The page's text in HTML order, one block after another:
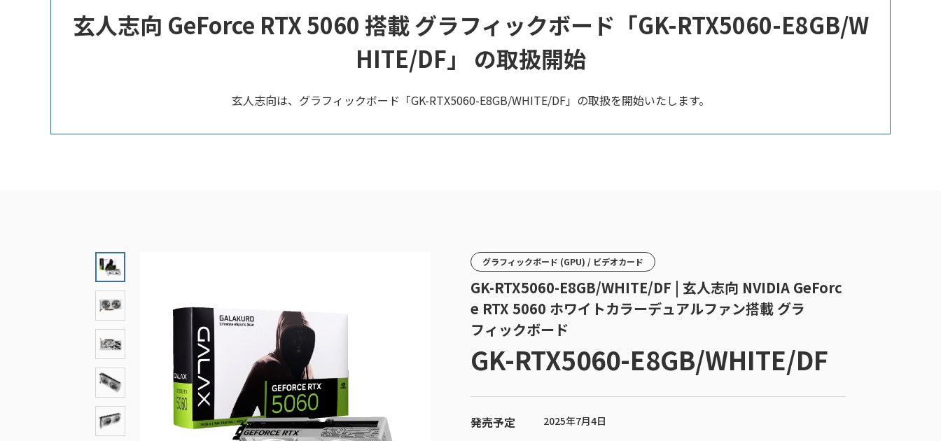
玄人志向 GeForce RTX 5060 搭載 グラフィックボード「GK-RTX5060-E8GB/W
HITE/DF」 の取扱開始
玄人志向は、グラフィックボード「GK-RTX5060-E8GB/WHITE/DF」の取扱を開始いたします。
グラフィックボード (GPU) / ビデオカード
GK-RTX5060-E8GB/WHITE/DF | 玄人志向 NVIDIA GeForc
e RTX 5060 ホワイトカラーデュアルファン搭載 グラ
フィックボード
GK-RTX5060-E8GB/WHITE/DF
発売予定 2025年7月4日